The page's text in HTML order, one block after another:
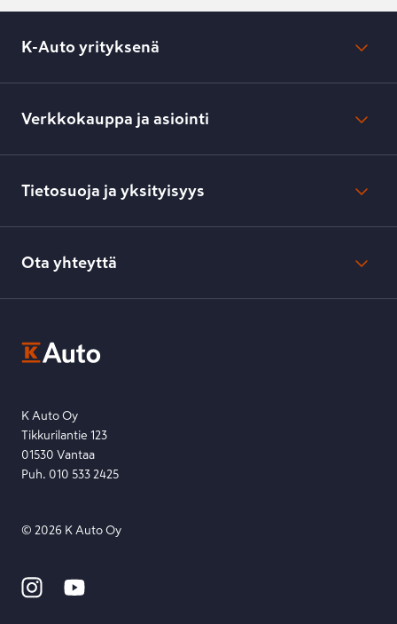
K-Auto yrityksenä
Lehdistötiedotteet
Toimipisteiden yhteystiedot
Verkkokauppa ja asiointi
Toimitustavat ja -kulut
Verkkokaupan peruuttamisilmoitus
Saavutettavuus
Tietosuoja ja yksityisyys
Kesko-konsernin verkkoselailurekisteri
K-Ryhmän evästekäytännöt
Ota yhteyttä
Etsi toimipiste
K Auto Oy
Tikkurilantie 123
01530 Vantaa
Puh. 010 533 2425
© 2026 K Auto Oy